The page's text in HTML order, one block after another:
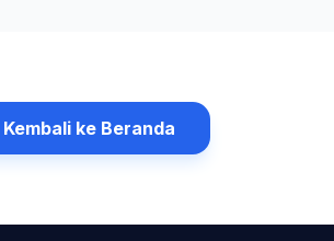
Kembali ke Beranda